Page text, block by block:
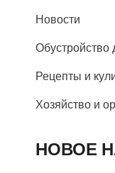
Новости
Обустройство
Рецепты и
Хозяйство и
НОВОЕ